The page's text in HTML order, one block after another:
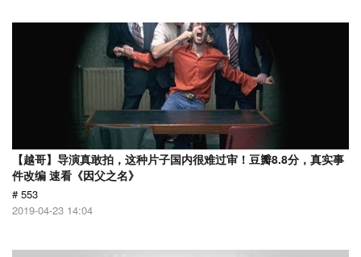
【越哥】导演真敢拍，这种片子国内很难过审！豆瓣8.8分，真实事
件改编 速看《因父之名》
# 553
2019-04-23 14:04